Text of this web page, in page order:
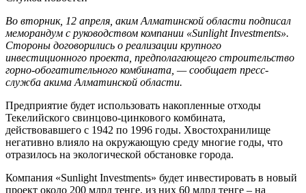
Во вторник, 12 апреля, аким Алматинской области подписал
меморандум с руководством компании «Sunlight Investments».
Стороны договорились о реализации крупного
инвестиционного проекта, предполагающего строительство
горно-обогатительного комбината, — сообщает пресс-
служба акима Алматинской области.
Предприятие будет использовать накопленные отходы
Текелийского свинцово-цинкового комбината,
действовавшего с 1942 по 1996 годы. Хвостохранилище
негативно влияло на окружающую среду многие годы, что
отразилось на экологической обстановке города.
Компания «Sunlight Investments» будет инвестировать в новый
проект около 200 млрд тенге, из них 60 млрд тенге – на